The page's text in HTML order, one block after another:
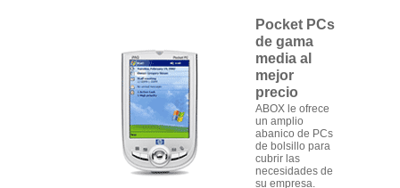
Pocket PCs
de gama
media al
mejor
precio
ABOX le ofrece
un amplio
abanico de PCs
de bolsillo para
cubrir las
necesidades de
su empresa.